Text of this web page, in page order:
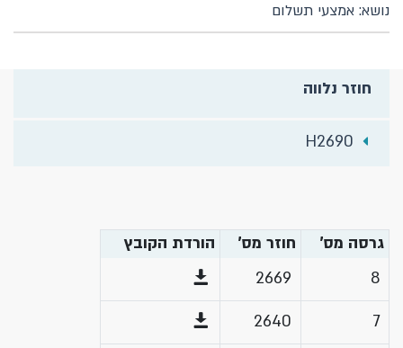
נושא: אמצעי תשלום
חוזר נלווה
H2690
גרסה מס' חוזר מס'
הורדת הקובץ
8
2669
7
2640